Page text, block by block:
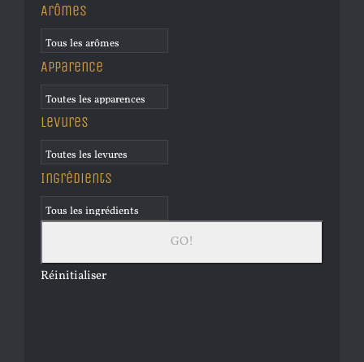
Arômes
Apparence
Levures
Ingrédients
Réinitialiser